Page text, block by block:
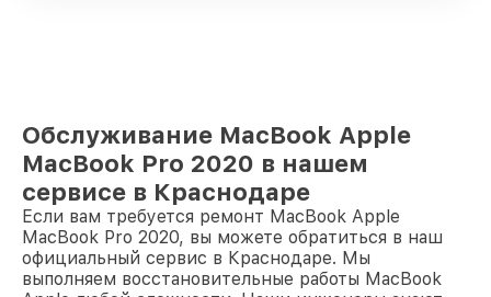
Обслуживание MacBook Apple
MacBook Pro 2020 в нашем
сервисе в Краснодаре
Если вам требуется ремонт MacBook Apple
MacBook Pro 2020, вы можете обратиться в наш
официальный сервис в Краснодаре. Мы
выполняем восстановительные работы MacBook